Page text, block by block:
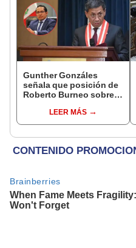
Gunther Gonzáles
señala que posición de
Roberto Burneo sobre
Aliaga no representan al
JNE
LEER MÁS